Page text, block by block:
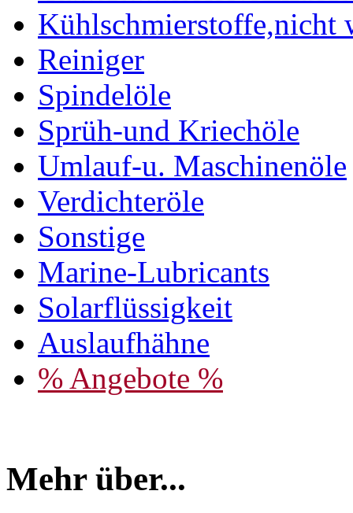
Kühlschmierstoffe,nicht
Reiniger
Spindelöle
Sprüh-und Kriechöle
Umlauf-u. Maschinenöle
Verdichteröle
Sonstige
Marine-Lubricants
Solarflüssigkeit
Auslaufhähne
% Angebote %
Mehr über...